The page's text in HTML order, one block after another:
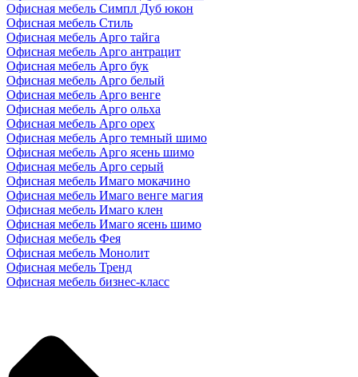
Офисная мебель Симпл Дуб юкон
Офисная мебель Стиль
Офисная мебель Арго тайга
Офисная мебель Арго антрацит
Офисная мебель Арго бук
Офисная мебель Арго белый
Офисная мебель Арго венге
Офисная мебель Арго ольха
Офисная мебель Арго орех
Офисная мебель Арго темный шимо
Офисная мебель Арго ясень шимо
Офисная мебель Арго серый
Офисная мебель Имаго мокачино
Офисная мебель Имаго венге магия
Офисная мебель Имаго клен
Офисная мебель Имаго ясень шимо
Офисная мебель Фея
Офисная мебель Монолит
Офисная мебель Тренд
Офисная мебель бизнес-класс